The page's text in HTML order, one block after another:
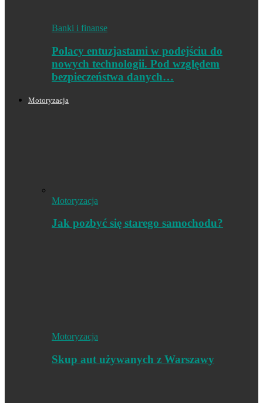
Banki i finanse
Polacy entuzjastami w podejściu do
nowych technologii. Pod względem
bezpieczeństwa danych…
Motoryzacja
Motoryzacja
Jak pozbyć się starego samochodu?
Motoryzacja
Skup aut używanych z Warszawy